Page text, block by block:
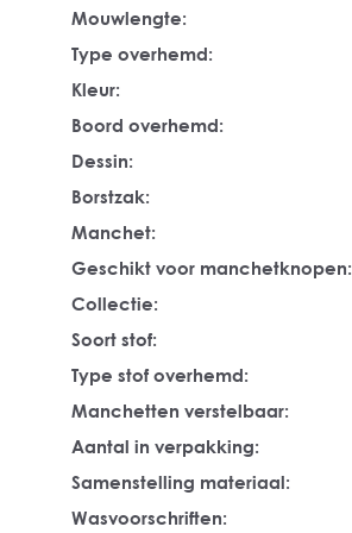
Mouwlengte:
Type overhemd:
Kleur:
Boord overhemd:
Dessin:
Borstzak:
Manchet:
Geschikt voor manchetknopen:
Collectie:
Soort stof:
Type stof overhemd:
Manchetten verstelbaar:
Aantal in verpakking:
Samenstelling materiaal:
Wasvoorschriften: